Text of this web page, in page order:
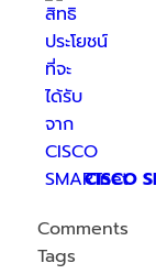
CISCO
Comments
Tags